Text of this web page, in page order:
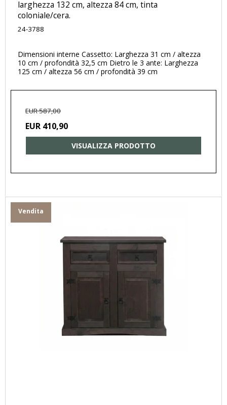
larghezza 132 cm, altezza 84 cm, tinta
coloniale/cera.
24-3788
Dimensioni interne Cassetto: Larghezza 31 cm / altezza
10 cm / profondità 32,5 cm Dietro le 3 ante: Larghezza
125 cm / altezza 56 cm / profondità 39 cm
EUR 587,00
EUR 410,90
VISUALIZZA PRODOTTO
Vendita